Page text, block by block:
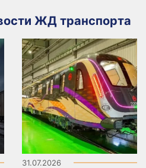
ЖД транспорта
31.07.2026